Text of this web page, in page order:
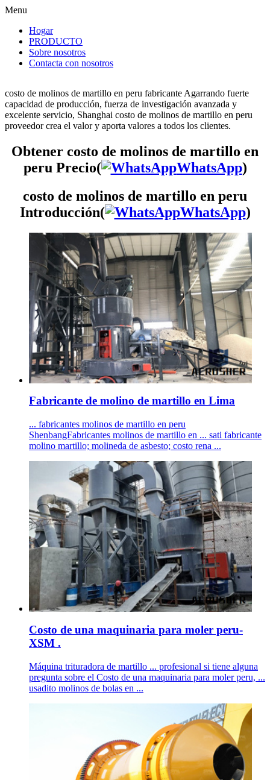
Menu
Hogar
PRODUCTO
Sobre nosotros
Contacta con nosotros
costo de molinos de martillo en peru fabricante Agarrando fuerte
capacidad de producción, fuerza de investigación avanzada y
excelente servicio, Shanghai costo de molinos de martillo en peru
proveedor crea el valor y aporta valores a todos los clientes.
Obtener costo de molinos de martillo en
peru Precio(
WhatsApp)
costo de molinos de martillo en peru
Introducción(
WhatsApp)
Fabricante de molino de martillo en Lima
... fabricantes molinos de martillo en peru
ShenbangFabricantes molinos de martillo en ... sati fabricante
molino martillo; molineda de asbesto; costo rena ...
Costo de una maquinaria para moler peru-
XSM .
Máquina trituradora de martillo ... profesional si tiene alguna
pregunta sobre el Costo de una maquinaria para moler peru, ...
usadito molinos de bolas en ...